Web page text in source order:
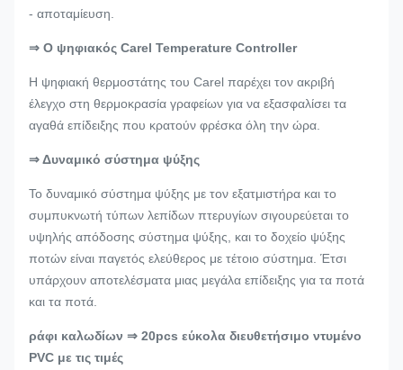
- αποταμίευση.
⇒ Ο ψηφιακός Carel Temperature Controller
Η ψηφιακή θερμοστάτης του Carel παρέχει τον ακριβή
έλεγχο στη θερμοκρασία γραφείων για να εξασφαλίσει τα
αγαθά επίδειξης που κρατούν φρέσκα όλη την ώρα.
⇒ Δυναμικό σύστημα ψύξης
Το δυναμικό σύστημα ψύξης με τον εξατμιστήρα και το
συμπυκνωτή τύπων λεπίδων πτερυγίων σιγουρεύεται το
υψηλής απόδοσης σύστημα ψύξης, και το δοχείο ψύξης
ποτών είναι παγετός ελεύθερος με τέτοιο σύστημα. Έτσι
υπάρχουν αποτελέσματα μιας μεγάλα επίδειξης για τα ποτά
και τα ποτά.
ράφι καλωδίων ⇒ 20pcs εύκολα διευθετήσιμο ντυμένο
PVC με τις τιμές